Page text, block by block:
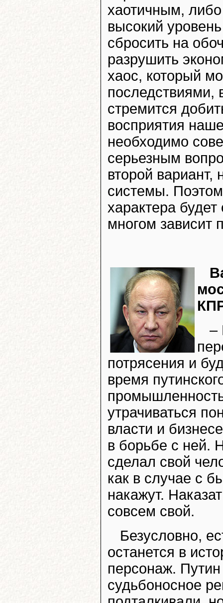
хаотичным,
высокий
сбросить на
разрушить
хаос, который
последствиями,
стремится
восприятия
необходимо
серьезным
второй вариант,
системы.
характера
многом зависит
–
потрясения и
время
утрачиваться
власти и
в борьбе с ней.
сделал свой
как в случае с
накажут.
совсем свой.
Безусловно,
останется в
персонаж.
судьбоносное